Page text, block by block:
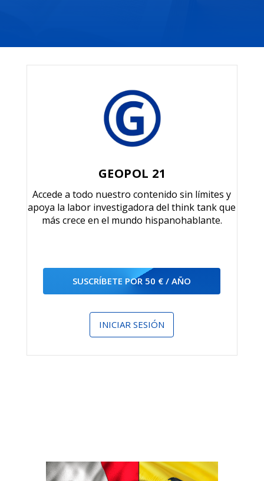
GEOPOL 21
Accede a todo nuestro contenido sin límites y
apoya la labor investigadora del think tank que
más crece en el mundo hispanohablante.
SUSCRÍBETE POR 50 € / AÑO
INICIAR SESIÓN